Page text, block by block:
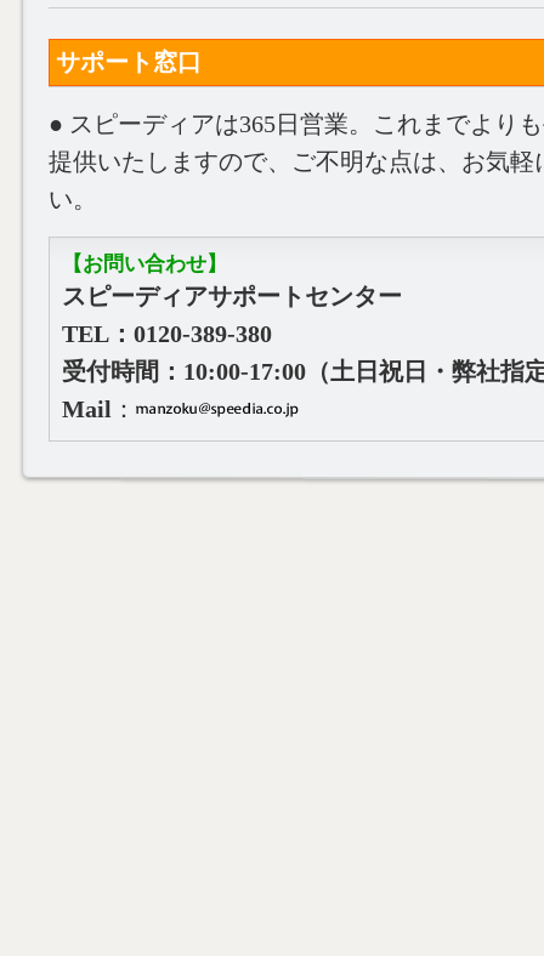
サポート窓口
● スピーディアは365日営業。これまでより
提供いたしますので、ご不明な点は、お気軽
い。
【お問い合わせ】
スピーディアサポートセンター
TEL：0120-389-380
受付時間：10:00‐17:00（土日祝日・弊社指
Mail ：